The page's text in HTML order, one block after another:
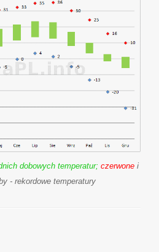
dobowych temperatur; czerwone i
- rekordowe temperatury